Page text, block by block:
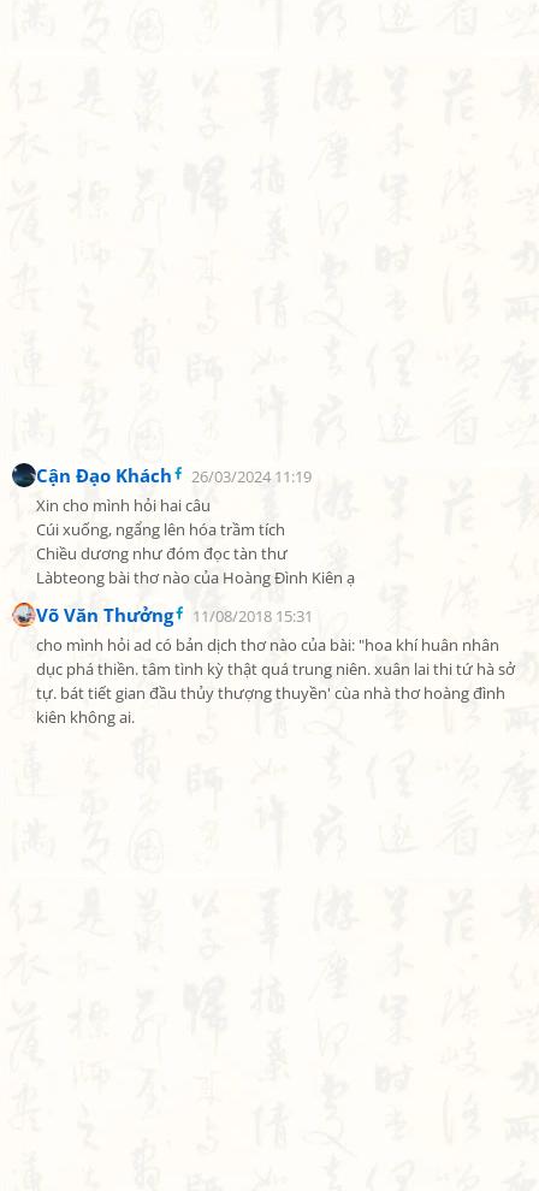
Cận Đạo Khách
26/03/2024 11:19
Xin cho mình hỏi hai câu
Cúi xuống, ngẩng lên hóa trầm tích
Chiều dương như đóm đọc tàn thư
Làbteong bài thơ nào của Hoàng Đình Kiên ạ
Võ Văn Thưởng
11/08/2018 15:31
cho mình hỏi ad có bản dịch thơ nào của bài: "hoa khí huân nhân
dục phá thiền. tâm tình kỳ thật quá trung niên. xuân lai thi tứ hà sở
tự. bát tiết gian đầu thủy thượng thuyền' cùa nhà thơ hoàng đình
kiên không ai.